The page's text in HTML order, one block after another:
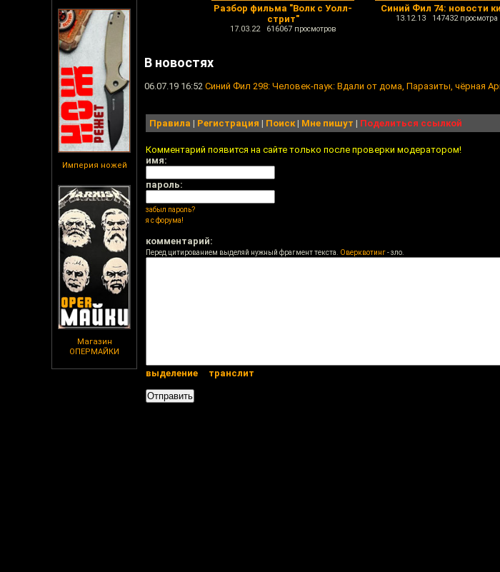
Империя ножей
Магазин
ОПЕРМАЙКИ
Разбор фильма "Волк с Уолл-
стрит"
17.03.22 616067 просмотров
Синий Фил 74: новости
13.12.13 147432 просмотра
В новостях
06.07.19 16:52 Синий Фил 298: Человек-паук: Вдали от дома, Паразиты, чёрная
Правила | Регистрация | Поиск| Мне пишут | Поделиться ссылкой
Комментарий появится на сайте только после проверки модератором!
имя:
пароль:
забыл пароль?
я с форума!
комментарий:
Перед цитированием выделяй нужный фрагмент текста. Оверквотинг- зло.
выделение транслит